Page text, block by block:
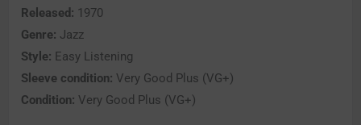
Released: 1970
Genre: Jazz
Style: Easy Listening
Sleeve condition: Very Good Plus (VG+)
Condition: Very Good Plus (VG+)